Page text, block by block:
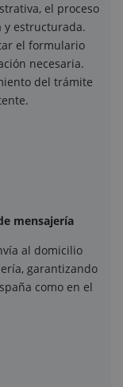
el proceso
y estructurada.
el formulario
necesaria.
del trámite
mensajería
al domicilio
garantizando
como en el